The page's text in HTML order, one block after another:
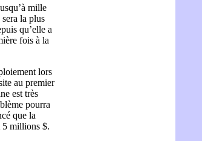
mille
la plus
qu’elle a
fois à la
lors
au premier
est très
pourra
que la
5 millions $.